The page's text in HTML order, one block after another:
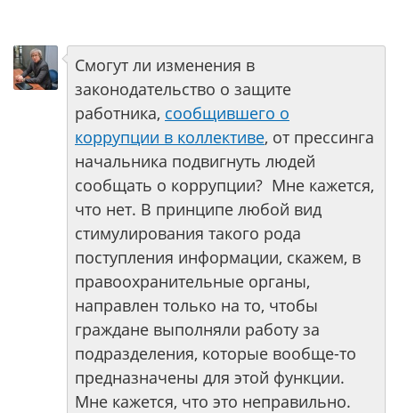
Смогут ли изменения в
законодательство о защите
работника, сообщившего о
коррупции в коллективе, от прессинга
начальника подвигнуть людей
сообщать о коррупции? Мне кажется,
что нет. В принципе любой вид
стимулирования такого рода
поступления информации, скажем, в
правоохранительные органы,
направлен только на то, чтобы
граждане выполняли работу за
подразделения, которые вообще-то
предназначены для этой функции.
Мне кажется, что это неправильно.